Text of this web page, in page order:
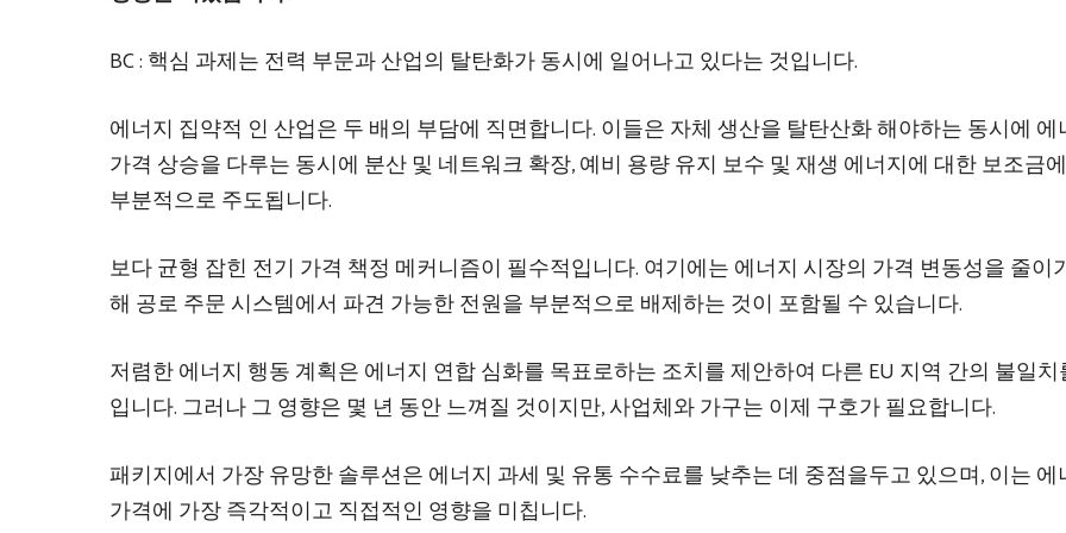
BC : 핵심 과제는 전력 부문과 산업의 탈탄화가 동시에 일어나고 있다는 것입니다.
에너지 집약적 인 산업은 두 배의 부담에 직면합니다. 이들은 자체 생산을 탈탄산화 해야하는 동시에 에
가격 상승을 다루는 동시에 분산 및 네트워크 확장, 예비 용량 유지 보수 및 재생 에너지에 대한 보조금
부분적으로 주도됩니다.
보다 균형 잡힌 전기 가격 책정 메커니즘이 필수적입니다. 여기에는 에너지 시장의 가격 변동성을 줄이
해 공로 주문 시스템에서 파견 가능한 전원을 부분적으로 배제하는 것이 포함될 수 있습니다.
저렴한 에너지 행동 계획은 에너지 연합 심화를 목표로하는 조치를 제안하여 다른 EU 지역 간의 불일치
입니다. 그러나 그 영향은 몇 년 동안 느껴질 것이지만, 사업체와 가구는 이제 구호가 필요합니다.
패키지에서 가장 유망한 솔루션은 에너지 과세 및 유통 수수료를 낮추는 데 중점을두고 있으며, 이는 에
가격에 가장 즉각적이고 직접적인 영향을 미칩니다.